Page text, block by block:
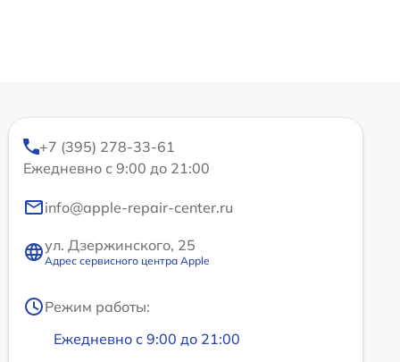
+7 (395) 278-33-61
Ежедневно с 9:00 до 21:00
info@apple-repair-center.ru
ул. Дзержинского, 25
Адрес сервисного центра Apple
Режим работы:
Ежедневно с 9:00 до 21:00